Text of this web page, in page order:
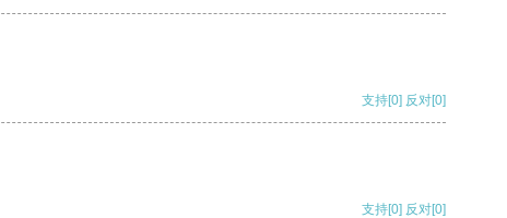
支持[0] 反对[0]
支持[0] 反对[0]